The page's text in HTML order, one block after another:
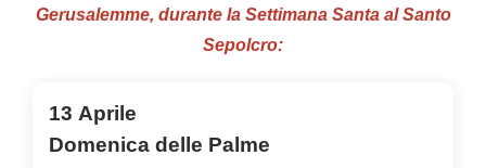
Gerusalemme, durante la Settimana Santa al Santo
Sepolcro:
13 Aprile
Domenica delle Palme